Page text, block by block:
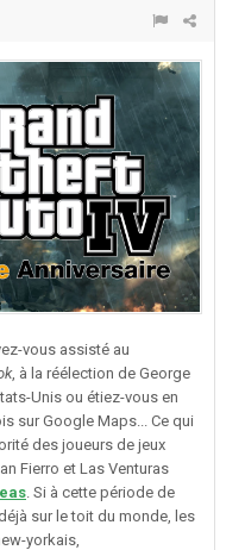
vous assisté au
, à la réélection de George
Unis ou étiez-vous en
sur Google Maps... Ce qui
des joueurs de jeux
Fierro et Las Venturas
. Si à cette période de
sur le toit du monde, les
yorkais,